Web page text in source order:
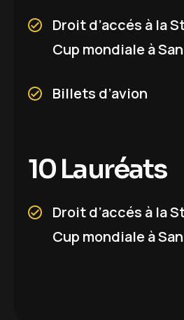
Droit d’accés à la
Cup mondiale à
Billets d’avion
10Lauréats
Droit d’accés à la
Cup mondiale à